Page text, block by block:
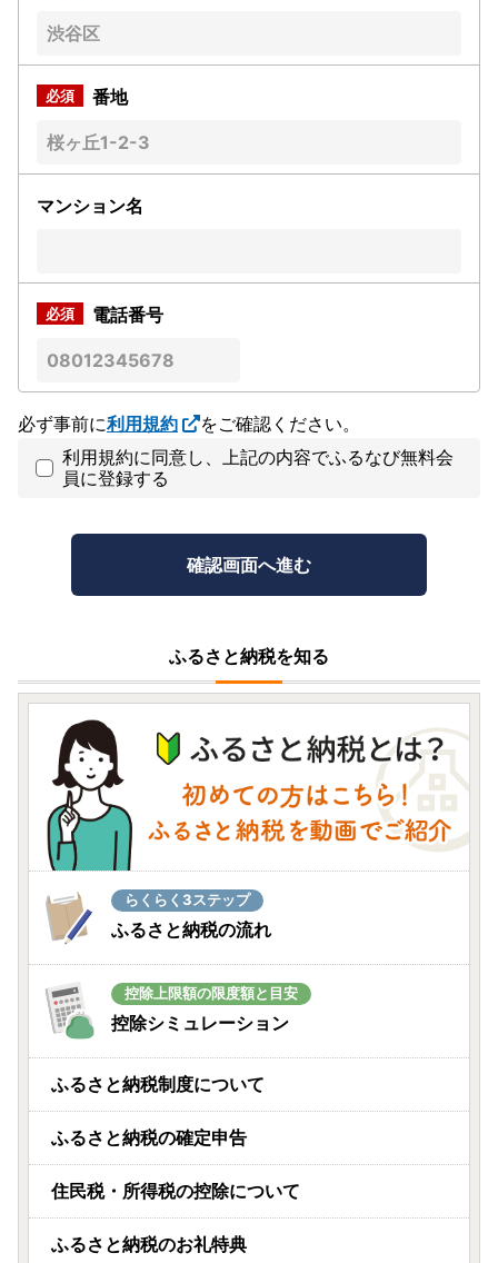
番地
マンション名
電話番号
必ず事前に利用規約
をご確認ください。
利用規約に同意し、上記の内容でふるなび無料会
員に登録する
ふるさと納税を知る
らくらく3ステップ
ふるさと納税の流れ
控除上限額の限度額と目安
控除シミュレーション
ふるさと納税制度について
ふるさと納税の確定申告
住民税・所得税の控除について
ふるさと納税のお礼特典